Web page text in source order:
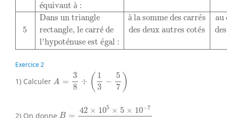
équivaut à :
Dans un triangle
à la somme des carrés
au
5
rectangle, le carré de des deux autres cotés
l'hypoténuse est égal :
Exercice 2
1) Calculer A =
3
8
÷ ( 1
3
−
5
7 )
8÷ −5
2) On donne B =
42 × 105 × 5 × 10−7
×10 5×5 10 35 ×